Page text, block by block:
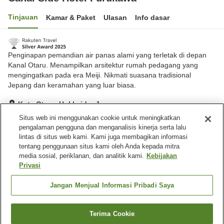
Tinjauan Kamar & Paket Ulasan Info dasar
Penginapan pemandian air panas alami yang terletak di depan
Kanal Otaru. Menampilkan arsitektur rumah pedagang yang
mengingatkan pada era Meiji. Nikmati suasana tradisional
Jepang dan keramahan yang luar biasa.
Kota Otaru, Hokkaido, Jepang
Lihat di peta
Luar biasa Ulasan:137
Fasilitas properti
Tempat parkir
Spa / Salon kecantikan
Mesin penjual otomatis
Cari kamar
Situs web ini menggunakan cookie untuk meningkatkan
pengalaman pengguna dan menganalisis kinerja serta lalu
lintas di situs web kami. Kami juga membagikan informasi
tentang penggunaan situs kami oleh Anda kepada mitra
media sosial, periklanan, dan analitik kami. Kebijakan
Privasi
Jangan Menjual Informasi Pribadi Saya
Terima Cookie